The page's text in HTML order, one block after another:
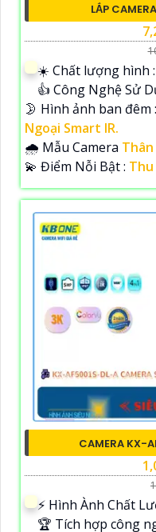
LẮP
☀️ Chất lượng hình :
👍 Công Nghệ Sử
🌛 Hình ảnh ban đêm :
Ngoại Smart IR.
🌧️ Mẫu Camera Thân
️💫 Điểm Nỗi Bật : Thu
CAMERA KX-
️⚡ Hình Ành Chất
🏆 Tích hợp công